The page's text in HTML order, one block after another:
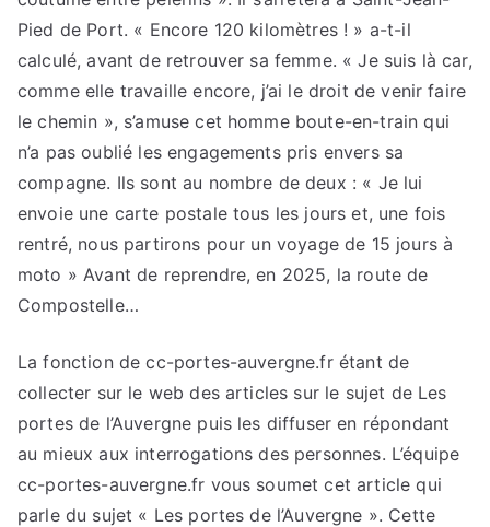
Pied de Port. « Encore 120 kilomètres ! » a-t-il
calculé, avant de retrouver sa femme. « Je suis là car,
comme elle travaille encore, j’ai le droit de venir faire
le chemin », s’amuse cet homme boute-en-train qui
n’a pas oublié les engagements pris envers sa
compagne. Ils sont au nombre de deux : « Je lui
envoie une carte postale tous les jours et, une fois
rentré, nous partirons pour un voyage de 15 jours à
moto » Avant de reprendre, en 2025, la route de
Compostelle…
La fonction de cc-portes-auvergne.fr étant de
collecter sur le web des articles sur le sujet de Les
portes de l’Auvergne puis les diffuser en répondant
au mieux aux interrogations des personnes. L’équipe
cc-portes-auvergne.fr vous soumet cet article qui
parle du sujet « Les portes de l’Auvergne ». Cette